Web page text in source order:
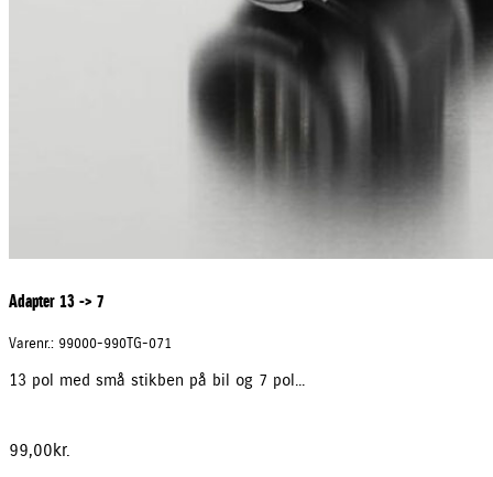
Adapter 13 -> 7
Varenr.: 99000-990TG-071
13 pol med små stikben på bil og 7 pol...
99,00kr.